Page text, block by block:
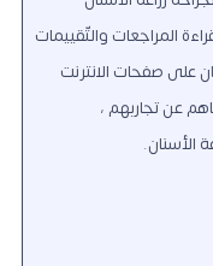
المراجعات والتّقييمات
على صفحات الانترنت
عن تجاربهم ،
الأسنان.